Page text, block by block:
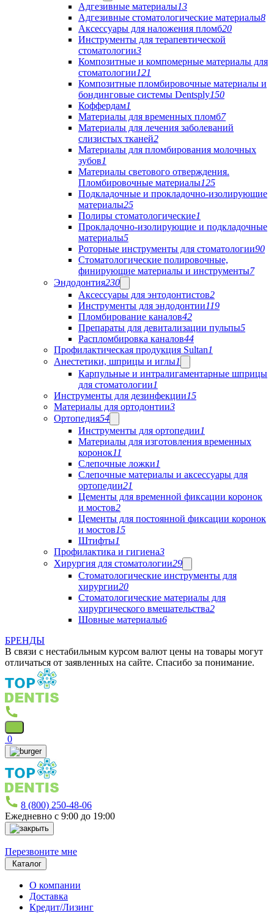
Адгезивные материалы13
Адгезивные стоматологические материалы8
Аксессуары для наложения пломб20
Инструменты для терапевтической
стоматологии3
Композитные и компомерные материалы для
стоматологии121
Композитные пломбировочные материалы и
бондинговые системы Dentsply150
Коффердам1
Материалы для временных пломб7
Материалы для лечения заболеваний
слизистых тканей2
Материалы для пломбирования молочных
зубов1
Материалы светового отверждения.
Пломбировочные материалы125
Подкладочные и прокладочно-изолирующие
материалы25
Полиры стоматологические1
Прокладочно-изолирующие и подкладочные
материалы5
Роторные инструменты для стоматологии90
Стоматологические полировочные,
финирующие материалы и инструменты7
Эндодонтия230
Аксессуары для энтодонтистов2
Инструменты для эндодонтии119
Пломбирование каналов42
Препараты для девитализации пульпы5
Распломбировка каналов44
Профилактическая продукция Sultan1
Анестетики, шприцы и иглы1
Карпульные и интралигаментарные шприцы
для стоматологии1
Инструменты для дезинфекции15
Материалы для ортодонтии3
Ортопедия54
Инструменты для ортопедии1
Материалы для изготовления временных
коронок11
Слепочные ложки1
Слепочные материалы и аксессуары для
ортопедии21
Цементы для временной фиксации коронок
и мостов2
Цементы для постоянной фиксации коронок
и мостов15
Штифты1
Профилактика и гигиена3
Хирургия для стоматологии29
Стоматологические инструменты для
хирургии20
Стоматологические материалы для
хирургического вмешательства2
Шовные материалы6
БРЕНДЫ
В связи с нестабильным курсом валют цены на товары могут
отличаться от заявленных на сайте. Спасибо за понимание.
0
8 (800) 250-48-06
Ежедневно с 9:00 до 19:00
Перезвоните мне
Каталог
О компании
Доставка
Кредит/Лизинг